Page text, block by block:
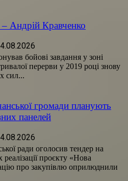
Андрій Кравченко
бойові завдання у зоні
перерви у 2019 році знову
сил...
громади планують
панелей
ради оголосив тендер на
проєкту «Нова
про закупівлю оприлюднили